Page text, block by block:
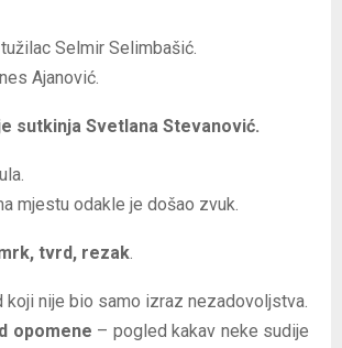
Selmir Selimbašić.
Ajanović.
sutkinja Svetlana Stevanović.
mjestu odakle je došao zvuk.
tvrd, rezak
koji nije bio samo izraz nezadovoljstva.
opomene – pogled kakav neke sudije